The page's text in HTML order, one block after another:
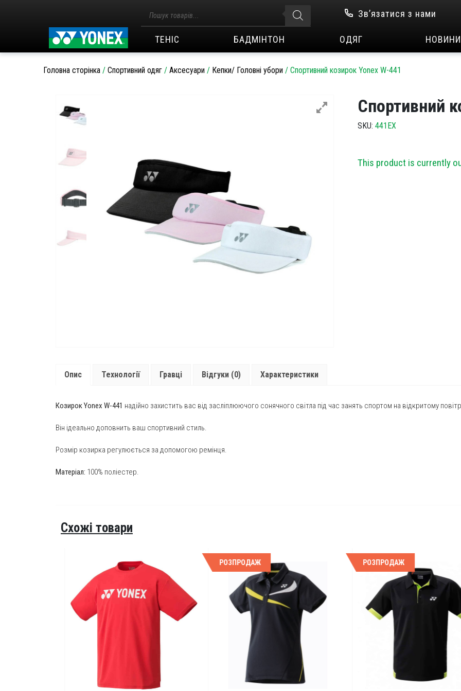
товарів
Зв’язатися з нами
ТЕНІС БАДМІНТОН ОДЯГ НОВИНИ
Головна сторінка / Спортивний одяг / Аксесуари / Кепки/ Головні убори / Спортивний козирок Yonex W-441
Спортивний
SKU: 441EX
This product is currently
Опис Технології Гравці Відгуки (0) Характеристики
Козирок Yonex W-441 надійно захистить вас від засліплюючого сонячного світла під час занять спортом на відкритому
Він ідеально доповнить ваш спортивний стиль.
Розмір козирка регулюється за допомогою ремінця.
Матеріал: 100% поліестер.
Схожі товари
РОЗПРОДАЖ РОЗПРОДАЖ